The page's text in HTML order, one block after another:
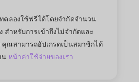
ดลองใช้ฟรีได้โดยจำกัดจำนวน
สำหรับการเข้าถึงไม่จำกัดและ
ณสามารถอัปเกรดเป็นสมาชิกได้
น หน้าค่าใช้จ่ายของเรา